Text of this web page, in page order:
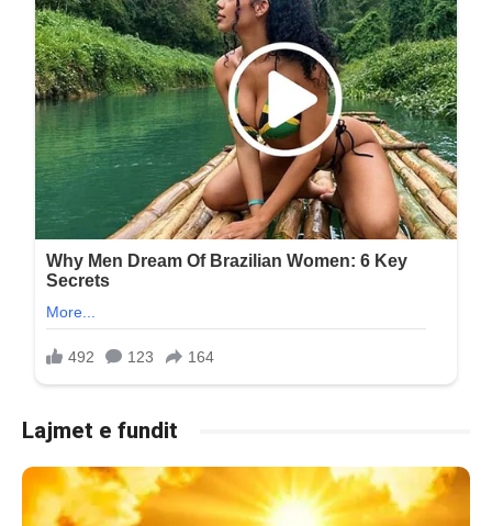
Lajmet e fundit